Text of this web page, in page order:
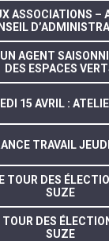
ASSOCIATIONS –
AGENT
DES ESPACES
15 AVRIL :
TRAVAIL
TOUR DES
SUZE
TOUR DES
SUZE